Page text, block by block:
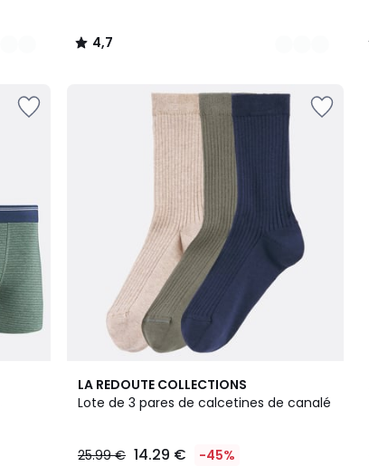
4,7
/
LA REDOUTE COLLECTIONS
Lote de 3 pares de calcetines de canalé
25.99 € 14.29 € -45%
5
/
2
Colores